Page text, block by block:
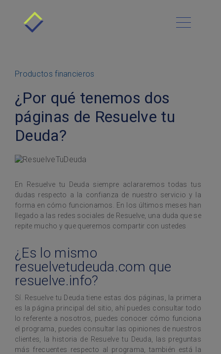
Menú Principal
Cómo funciona
Historias de Éxito
Preguntas Frecuentes
Deudas Automotrices
Conócenos
Deudas
Negocios y finanzas
Finanzas personales
Préstamos personales
Platica con nosotros
Sucursales
Asesoría Gratis
Productos financieros
¿Por qué tenemos dos
páginas de Resuelve tu
Deuda?
En Resuelve tu Deuda siempre aclararemos todas tus
dudas respecto a la confianza de nuestro servicio y la
forma en cómo funcionamos. En los últimos meses han
llegado a las redes sociales de Resuelve, una duda que se
repite mucho y que queremos compartir con ustedes
¿Es lo mismo
resuelvetudeuda.com que
resuelve.info?
Sí. Resuelve tu Deuda tiene estas dos páginas, la primera
es la página principal del sitio, ahí puedes consultar todo
lo referente a nosotros, puedes conocer cómo funciona
el programa, puedes consultar las opiniones de nuestros
clientes, la historia de Resuelve tu Deuda, las preguntas
más frecuentes respecto al programa, también está la